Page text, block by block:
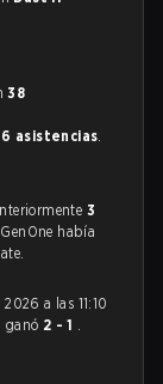
38
asistencias.
3
había
a las 11:10
ganó 2 - 1 .